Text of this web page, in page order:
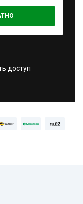
доступ